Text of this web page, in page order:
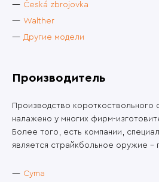
Česká zbrojovka
Walther
Другие модели
Производитель
Производство короткоствольного
налажено у многих фирм-
Более того, есть компании,
является страйкбольное оружие –
Cyma